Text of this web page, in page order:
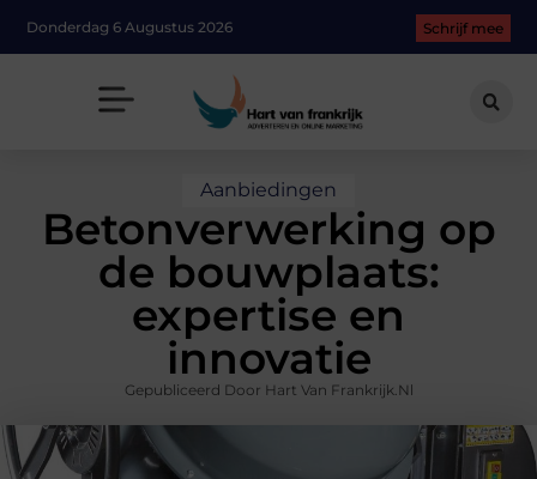
Donderdag 6 Augustus 2026 Schrijf mee
Aanbiedingen
Betonverwerking op
de bouwplaats:
expertise en
innovatie
Gepubliceerd Door Hart Van Frankrijk.nl